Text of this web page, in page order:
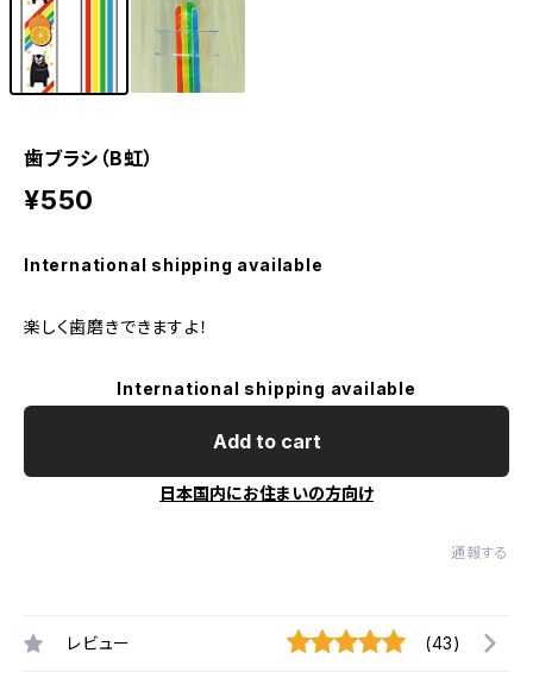
歯ブラシ（B虹）
¥550
International shipping available
楽しく歯磨きできますよ！
International shipping available
Add to cart
日本国内にお住まいの方向け
通報する
レビュー (43)